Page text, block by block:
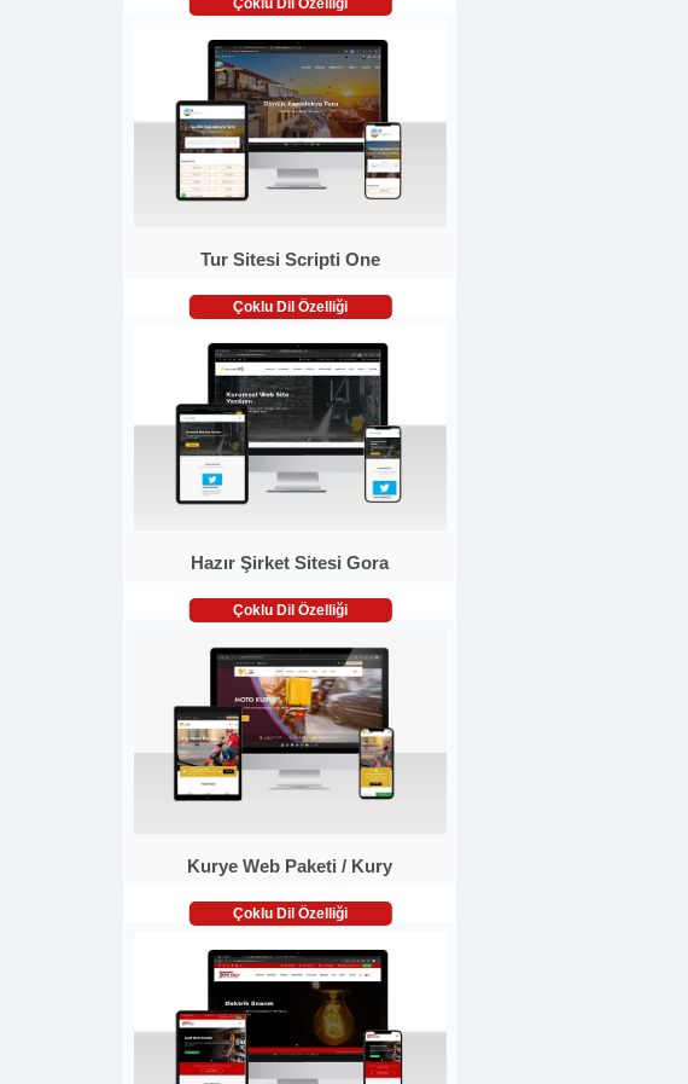
Çoklu Dil Özelliği
Tur Sitesi Scripti One
Çoklu Dil Özelliği
Hazır Şirket Sitesi Gora
Çoklu Dil Özelliği
Kurye Web Paketi / Kury
Çoklu Dil Özelliği